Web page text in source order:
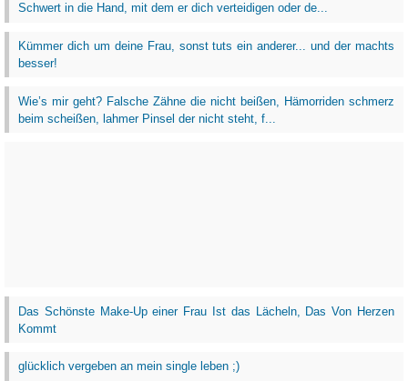
Schwert in die Hand, mit dem er dich verteidigen oder de...
Kümmer dich um deine Frau, sonst tuts ein anderer... und der machts
besser!
Wie’s mir geht? Falsche Zähne die nicht beißen, Hämorriden schmerz
beim scheißen, lahmer Pinsel der nicht steht, f...
Das Schönste Make-Up einer Frau Ist das Lächeln, Das Von Herzen
Kommt
glücklich vergeben an mein single leben ;)